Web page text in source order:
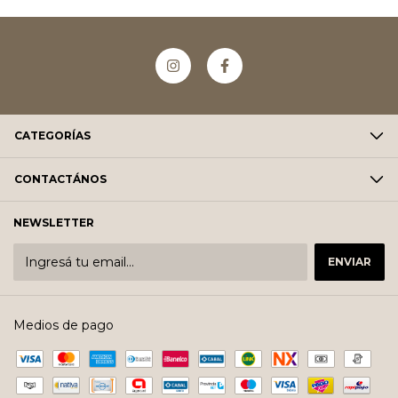
CATEGORÍAS
CONTACTÁNOS
NEWSLETTER
Medios de pago